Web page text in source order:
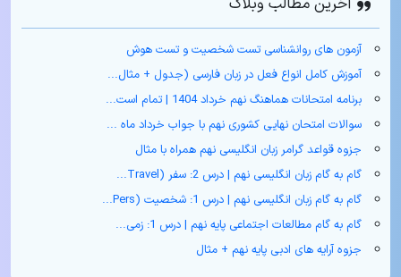
آزمون های روانشناسی تست شخصیت و تست هوش
آموزش کامل انواع فعل در زبان فارسی (جدول + مثال‌...
برنامه امتحانات هماهنگ نهم خرداد 1404 | تمام است...
سوالات امتحان نهایی کشوری نهم با جواب خرداد ماه ...
جزوه قواعد گرامر زبان انگلیسی نهم همراه با مثال
گام به گام زبان انگلیسی نهم | درس 2: سفر (Travel...
گام به گام زبان انگلیسی نهم | درس 1: شخصیت (Pers...
گام به گام مطالعات اجتماعی پایه نهم | درس 1: زمی...
جزوه آرایه های ادبی پایه نهم + مثال